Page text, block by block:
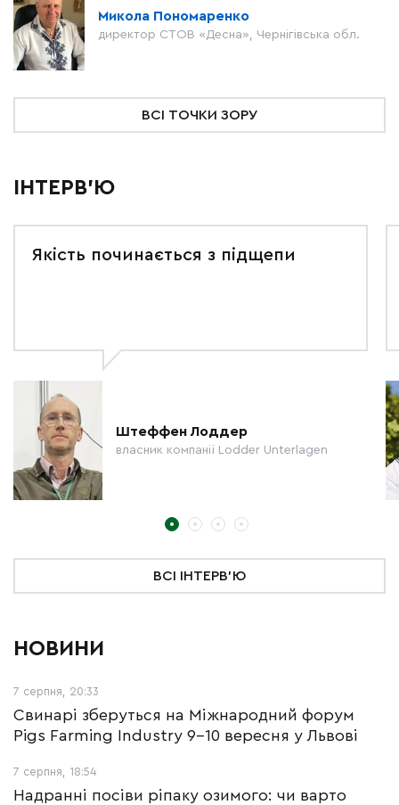
Микола Пономаренко
директор СТОВ «Десна», Чернігівська обл.
ВСІ ТОЧКИ ЗОРУ
ІНТЕРВ'Ю
Якість починається з підщепи
Штеффен Лоддер
власник компанії Lodder Unterlagen
ВСІ ІНТЕРВ'Ю
НОВИНИ
7 серпня, 20:33
Свинарі зберуться на Міжнародний форум
Pigs Farming Industry 9-10 вересня у Львові
7 серпня, 18:54
Надранні посіви ріпаку озимого: чи варто